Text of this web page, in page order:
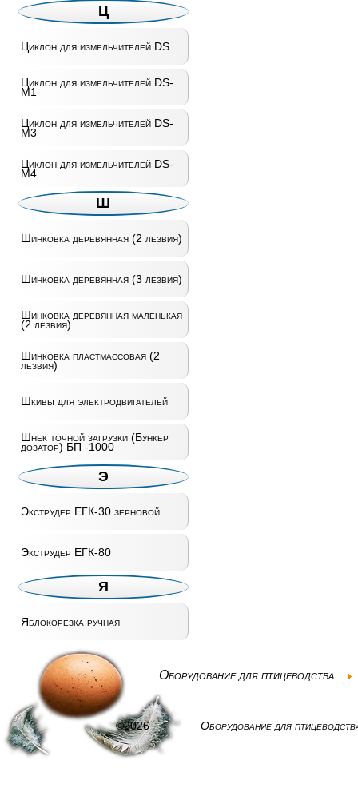
Ц
Циклон для измельчителей DS
Циклон для измельчителей DS-
M1
Циклон для измельчителей DS-
M3
Циклон для измельчителей DS-
M4
Ш
Шинковка деревянная (2 лезвия)
Шинковка деревянная (3 лезвия)
Шинковка деревянная маленькая
(2 лезвия)
Шинковка пластмассовая (2
лезвия)
Шкивы для электродвигателей
Шнек точной загрузки (Бункер
дозатор) БП -1000
Э
Экструдер ЕГК-30 зерновой
Экструдер ЕГК-80
Я
Яблокорезка ручная
Оборудование для птицеводства
©2026 Оборудование для